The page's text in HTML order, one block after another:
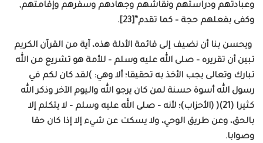
وعبادتهم ودراستهم ونقاشهم وجهادهم وسفرهم وإقامتهم,
وكفى بفعلهم حجة – كما تقدم”[23].
ويحسن بنا أن نضيف إلى قائمة الأدلة هذه، آية من القرآن الكريم
تبين أن تقريره – صلى الله عليه وسلم – للأمة هو تشريع من الله
تبارك وتعالى يجب الأخذ به تحقيقا؛ ألا وهي: )لقد كان لكم في
رسول الله أسوة حسنة لمن كان يرجو الله واليوم الآخر وذكر الله
كثيرا (21)( (الأحزاب)؛ لأنه – صلى الله عليه وسلم – لا يتكلم إلا
بالحق، وعن طريق الوحي، ولا يسكت عن شيء إلا إذا كان حقا
وصوابا.